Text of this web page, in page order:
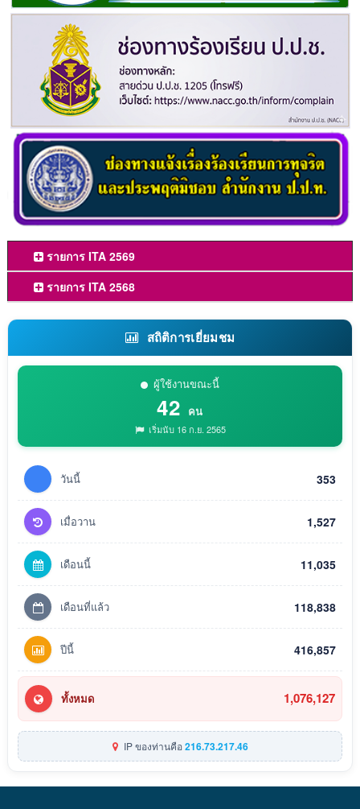
รายการ ITA 2569
รายการ ITA 2568
สถิติการเยี่ยมชม
ผู้ใช้งานขณะนี้
42 คน
เริ่มนับ 16 ก.ย. 2565
วันนี้ 353
เมื่อวาน 1,527
เดือนนี้ 11,035
เดือนที่แล้ว 118,838
ปีนี้ 416,857
ทั้งหมด 1,076,127
IP ของท่านคือ216.73.217.46